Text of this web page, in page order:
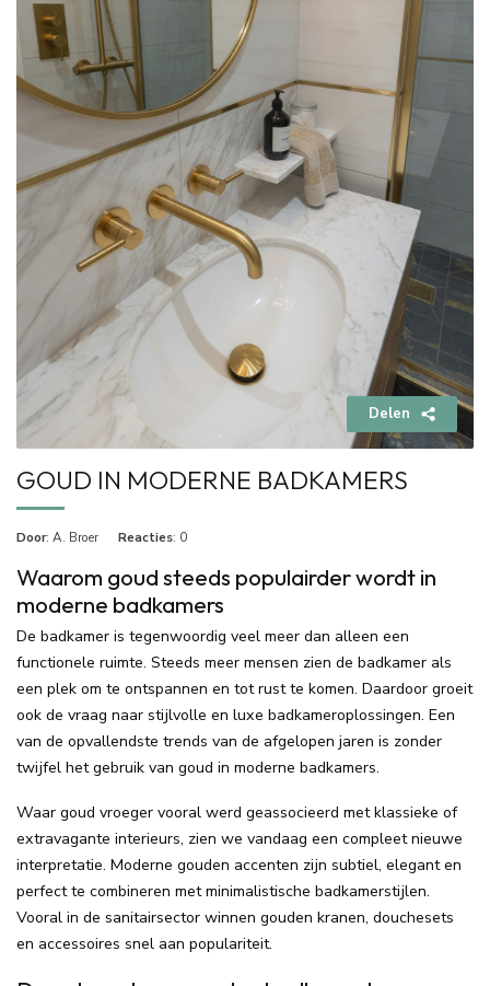
Delen
GOUD IN MODERNE BADKAMERS
Door: A. Broer Reacties: 0
Waarom goud steeds populairder wordt in
moderne badkamers
De badkamer is tegenwoordig veel meer dan alleen een
functionele ruimte. Steeds meer mensen zien de badkamer als
een plek om te ontspannen en tot rust te komen. Daardoor groeit
ook de vraag naar stijlvolle en luxe badkameroplossingen. Een
van de opvallendste trends van de afgelopen jaren is zonder
twijfel het gebruik van goud in moderne badkamers.
Waar goud vroeger vooral werd geassocieerd met klassieke of
extravagante interieurs, zien we vandaag een compleet nieuwe
interpretatie. Moderne gouden accenten zijn subtiel, elegant en
perfect te combineren met minimalistische badkamerstijlen.
Vooral in de sanitairsector winnen gouden kranen, douchesets
en accessoires snel aan populariteit.